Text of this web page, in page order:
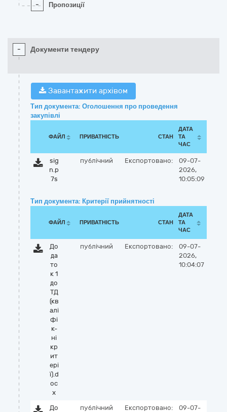
- Пропозиції
- Документи тендеру
Завантажити архівом
Тип документа: Оголошення про проведення
закупівлі
ФАЙЛ ПРИВАТНІСТЬ СТАН
ДАТА
ТА
ЧАС
sig
n.p
7s
публічний Експортовано:
09-07-
2026,
10:05:09
Тип документа: Критерії прийнятності
ФАЙЛ ПРИВАТНІСТЬ СТАН
ДАТА
ТА
ЧАС
До
да
то
к 1
до
ТД
(кв
алі
фі
к-
ні
кр
ит
ері
ї).d
oc
x
публічний Експортовано:
09-07-
2026,
10:04:07
До
публічний Експортовано:
09-07-